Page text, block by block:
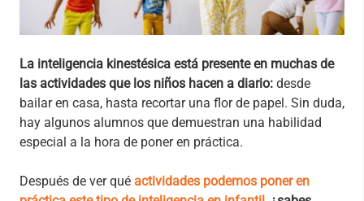
La inteligencia kinestésica está presente en muchas de
las actividades que los niños hacen a diario: desde
bailar en casa, hasta recortar una flor de papel. Sin duda,
hay algunos alumnos que demuestran una habilidad
especial a la hora de poner en práctica.
Después de ver qué actividades podemos poner en